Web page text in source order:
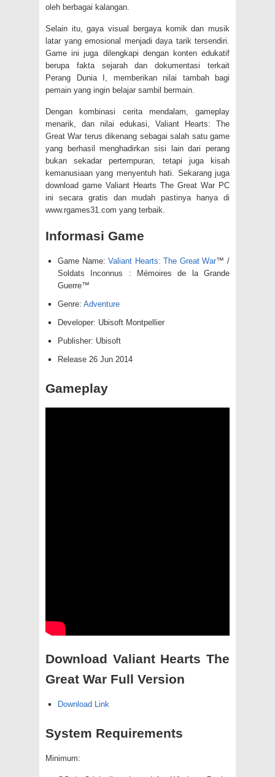
oleh berbagai kalangan.
Selain itu, gaya visual bergaya komik dan musik
latar yang emosional menjadi daya tarik tersendiri.
Game ini juga dilengkapi dengan konten edukatif
berupa fakta sejarah dan dokumentasi terkait
Perang Dunia I, memberikan nilai tambah bagi
pemain yang ingin belajar sambil bermain.
Dengan kombinasi cerita mendalam, gameplay
menarik, dan nilai edukasi, Valiant Hearts: The
Great War terus dikenang sebagai salah satu game
yang berhasil menghadirkan sisi lain dari perang
bukan sekadar pertempuran, tetapi juga kisah
kemanusiaan yang menyentuh hati. Sekarang juga
download game Valiant Hearts The Great War PC
ini secara gratis dan mudah pastinya hanya di
www.rgames31.com yang terbaik.
Informasi Game
Game Name:Valiant Hearts: The Great War™ /
Soldats Inconnus : Mémoires de la Grande
Guerre™
Genre: Adventure
Developer: Ubisoft Montpellier
Publisher: Ubisoft
Release 26 Jun 2014
Gameplay
Download Valiant Hearts The
Great War Full Version
Download Link
System Requirements
Minimum: